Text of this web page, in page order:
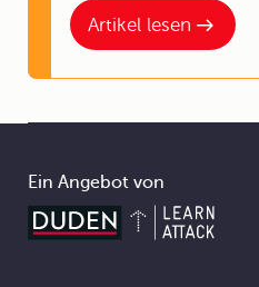
Artikel lesen
Ein Angebot von